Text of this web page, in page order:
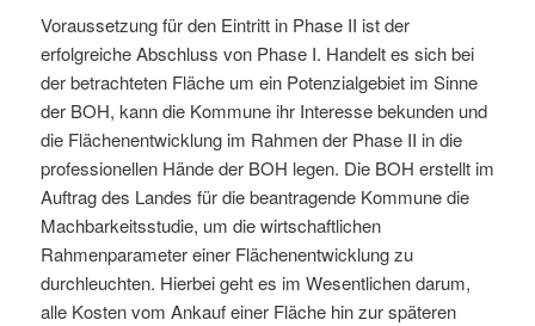
Voraussetzung für den Eintritt in Phase II ist der
erfolgreiche Abschluss von Phase I. Handelt es sich bei
der betrachteten Fläche um ein Potenzialgebiet im Sinne
der BOH, kann die Kommune ihr Interesse bekunden und
die Flächenentwicklung im Rahmen der Phase II in die
professionellen Hände der BOH legen. Die BOH erstellt im
Auftrag des Landes für die beantragende Kommune die
Machbarkeitsstudie, um die wirtschaftlichen
Rahmenparameter einer Flächenentwicklung zu
durchleuchten. Hierbei geht es im Wesentlichen darum,
alle Kosten vom Ankauf einer Fläche hin zur späteren